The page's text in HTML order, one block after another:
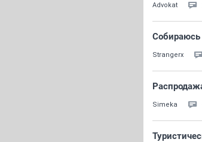
Advokat
Собираюсь
Strangerx
Simeka